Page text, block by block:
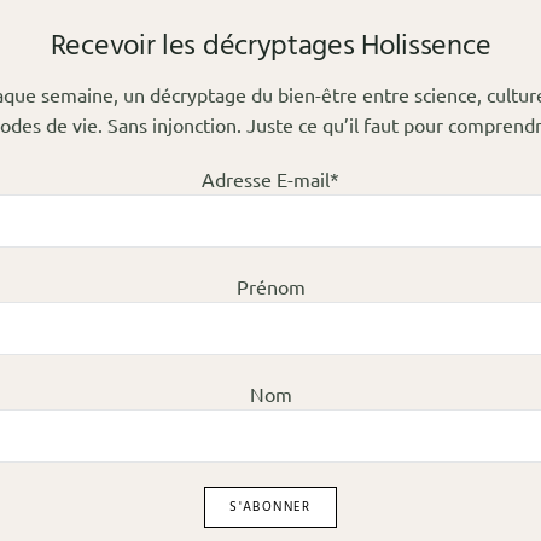
Recevoir les décryptages Holissence
semaine, un décryptage du bien-être entre science,
de vie. Sans injonction. Juste ce qu’il faut pour
Adresse E-mail*
Prénom
Nom